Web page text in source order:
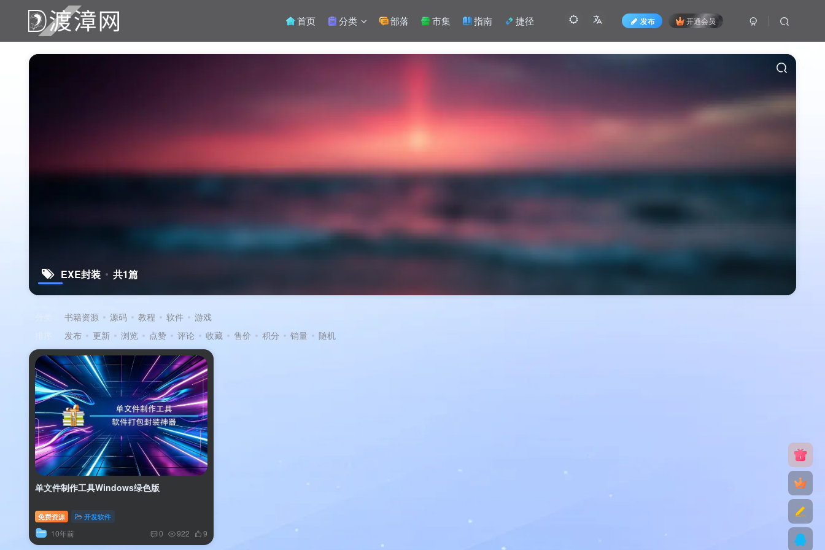
发布 开通会员
首页 分类 部落 市集 指南 捷径
EXE封装 共1篇
书籍资源 源码 教程 软件
游戏
发布 更新 浏览 点赞 评论 收藏 售价 积分 销量 随机
单文件制作工具Windows绿色版
免费资源 开发软件
10年前 0 922 9